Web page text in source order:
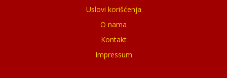
Uslovi korišćenja
O nama
Kontakt
Impressum